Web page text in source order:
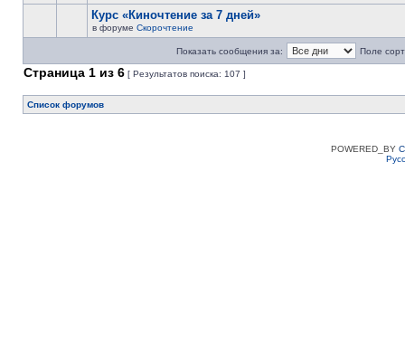
Курс «Киночтение за 7 дней»
в форуме Скорочтение
Показать сообщения за: Поле
Страница 1 из 6 [ Результатов поиска: 107 ]
Список форумов
POWERED_BY